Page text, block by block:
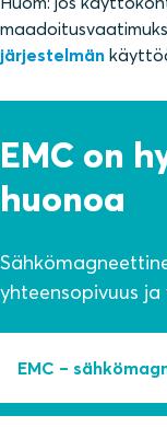
järjestelmän
EMC on
huonoa
yhteensopivuus
EMC –